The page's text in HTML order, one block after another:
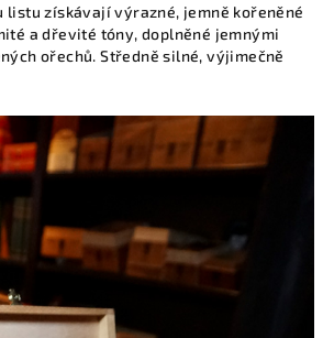
listu získávají výrazné, jemně kořeněné
a dřevité tóny, doplněné jemnými
ořechů. Středně silné, výjimečně